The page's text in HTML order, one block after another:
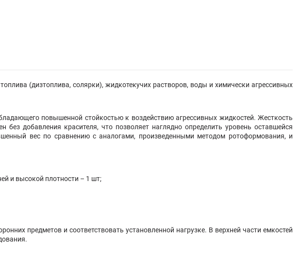
(дизтоплива, солярки), жидкотекучих растворов, воды и химически агрессивных
повышенной стойкостью к воздействию агрессивных жидкостей. Жесткость
добавления красителя, что позволяет наглядно определить уровень оставшейся
вес по сравнению с аналогами, произведенными методом ротоформования, и
и высокой плотности – 1 шт;
предметов и соответствовать установленной нагрузке. В верхней части емкостей